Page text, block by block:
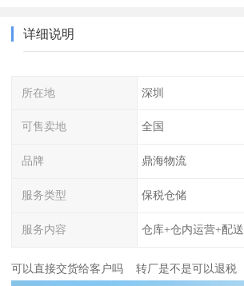
详细说明
所在地 深圳
可售卖地 全国
品牌 鼎海物流
服务类型 保税仓储
服务内容 仓库+仓内运营+配送
可以直接交货给客户吗 转厂是不是可以退税